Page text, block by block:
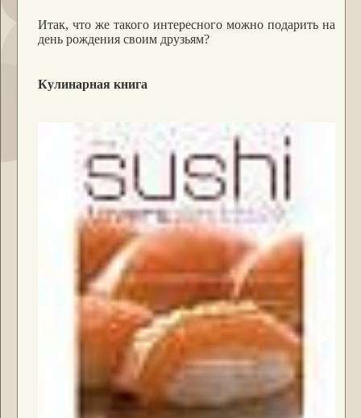
Итак, что же такого интересного можно подарить на
день рождения своим друзьям?
Кулинарная книга